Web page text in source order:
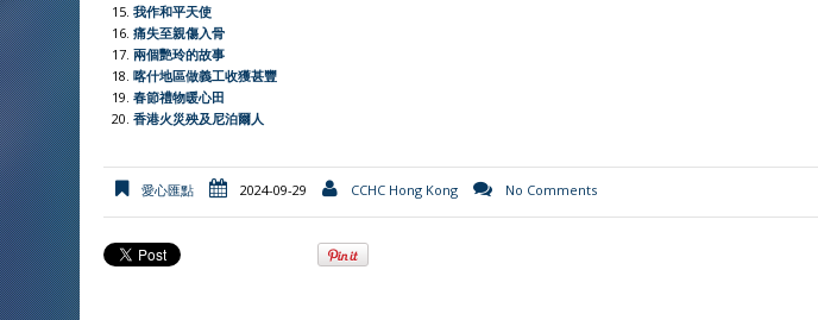
我作和平天使
痛失至親傷入骨
兩個艷玲的故事
喀什地區做義工收獲甚豐
春節禮物暖心田
香港火災殃及尼泊爾人
愛心匯點 2024-09-29 CCHC Hong Kong No Comments